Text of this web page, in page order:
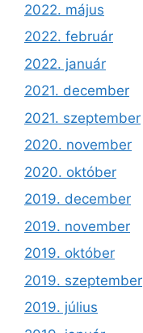
2022. május
2022. február
2022. január
2021. december
2021. szeptember
2020. november
2020. október
2019. december
2019. november
2019. október
2019. szeptember
2019. július